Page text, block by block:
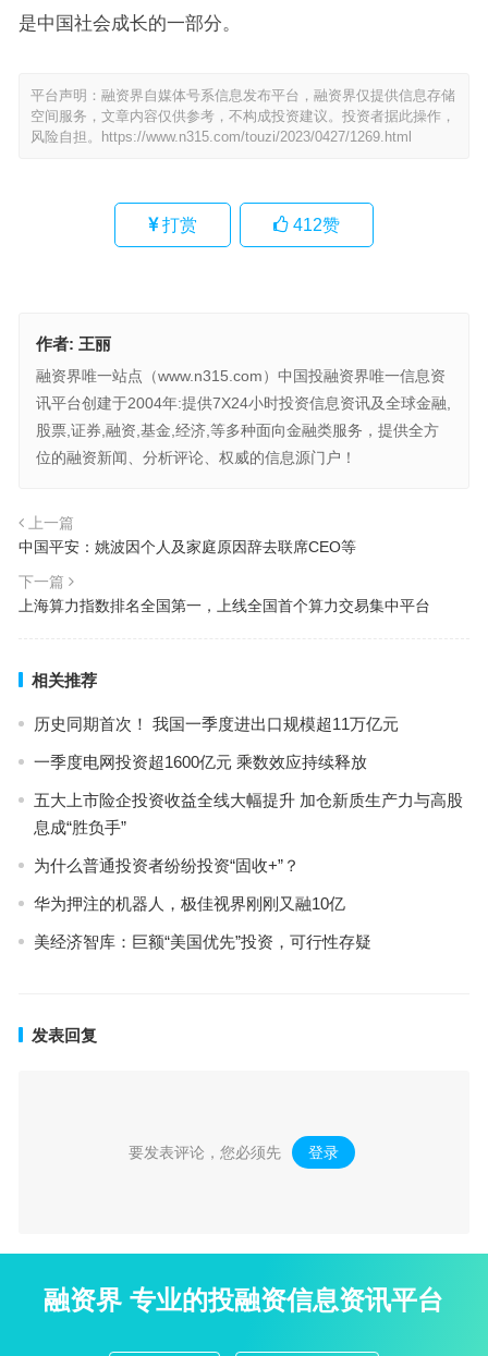
是中国社会成长的一部分。
平台声明：融资界自媒体号系信息发布平台，融资界仅提供信息存储
空间服务，文章内容仅供参考，不构成投资建议。投资者据此操作，
风险自担。 https://www.n315.com/touzi/2023/0427/1269.html
打赏 412赞
作者: 王丽
融资界唯一站点（www.n315.com）中国投融资界唯一信息资
讯平台创建于2004年:提供7X24小时投资信息资讯及全球金融,
股票,证券,融资,基金,经济,等多种面向金融类服务，提供全方
位的融资新闻、分析评论、权威的信息源门户！
上一篇
中国平安：姚波因个人及家庭原因辞去联席CEO等
下一篇
上海算力指数排名全国第一，上线全国首个算力交易集中平台
相关推荐
历史同期首次！ 我国一季度进出口规模超11万亿元
一季度电网投资超1600亿元 乘数效应持续释放
五大上市险企投资收益全线大幅提升 加仓新质生产力与高股
息成“胜负手”
为什么普通投资者纷纷投资“固收+”？
华为押注的机器人，极佳视界刚刚又融10亿
美经济智库：巨额“美国优先”投资，可行性存疑
发表回复
要发表评论，您必须先 登录 。
融资界 专业的投融资信息资讯平台